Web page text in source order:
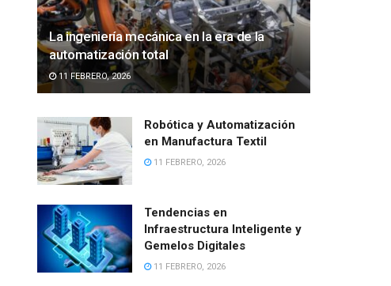
La ingeniería mecánica en la era de la
automatización total
11 FEBRERO, 2026
Robótica y Automatización
en Manufactura Textil
11 FEBRERO, 2026
Tendencias en
Infraestructura Inteligente y
Gemelos Digitales
11 FEBRERO, 2026